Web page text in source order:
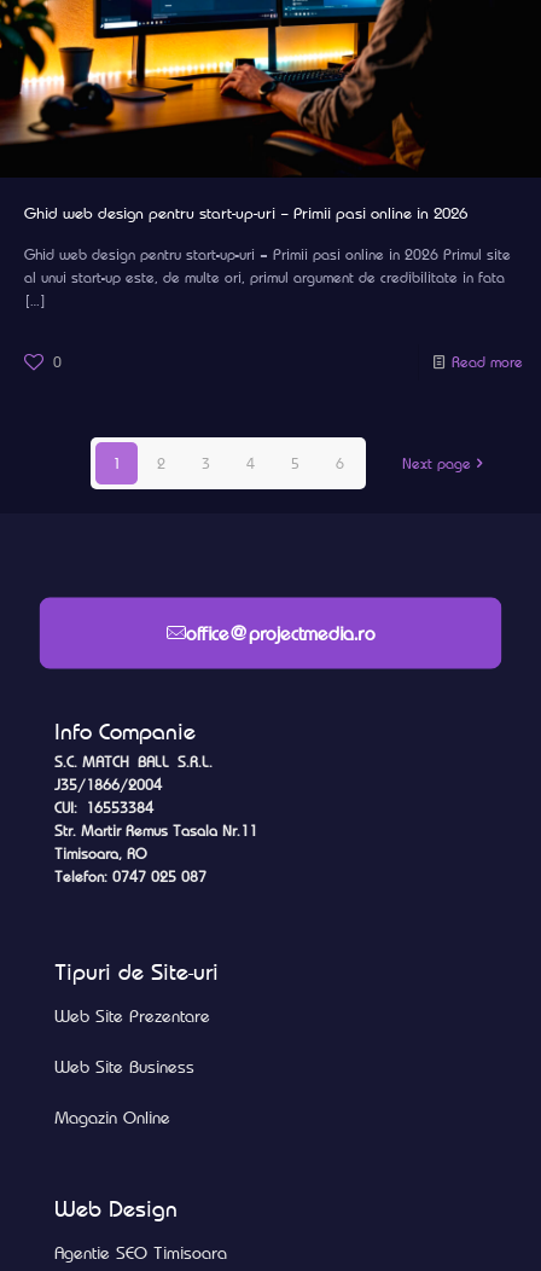
Ghid web design pentru start-up-uri – Primii pasi online in 2026
Ghid web design pentru start-up-uri – Primii pasi online in 2026 Primul site
al unui start-up este, de multe ori, primul argument de credibilitate in fata
[…]
0 Read more
1 2 3 4 5 6 Next page
office@projectmedia.ro
Info Companie
S.C. MATCH BALL S.R.L.
J35/1866/2004
CUI: 16553384
Str. Martir Remus Tasala Nr.11
Timisoara, RO
Telefon: 0747 025 087
Tipuri de Site-uri
Web Site Prezentare
Web Site Business
Magazin Online
Web Design
Agentie SEO Timisoara